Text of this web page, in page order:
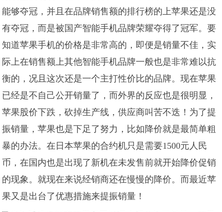
能够夺冠，并且在品牌销售额的排行榜的上苹果还是没
有夺冠，而是被国产智能手机品牌荣耀夺得了冠军。要
知道苹果手机的价格是非常高的，即便是销量不佳，实
际上在销售额上其他智能手机品牌一般也是非常难以抗
衡的，况且这次还是一个主打性价比的品牌。现在苹果
已经是不自己公开销量了，而外界的反应也是很明显，
苹果股价下跌，砍掉生产线，供应商叫苦不迭！为了提
振销量，苹果也是下足了努力，比如降价就是最简单粗
暴的办法。在日本苹果的合约机只是需要1500元人民
币，在国内也是出现了新机在未发售前就开始降价促销
的现象。就现在来说经销商还在慢慢的降价。而最近苹
果又是出台了优惠措施来提振销量！